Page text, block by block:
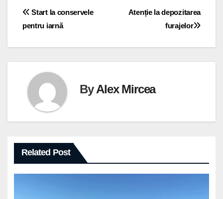
Navigare
în
Atenție la depozitarea
furajelor
Start la conservele
pentru iarnă
ByAlex Mircea
Related Post